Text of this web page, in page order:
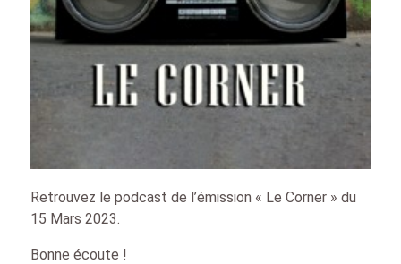
Retrouvez le podcast de l’émission « Le Corner » du
15 Mars 2023.
Bonne écoute !